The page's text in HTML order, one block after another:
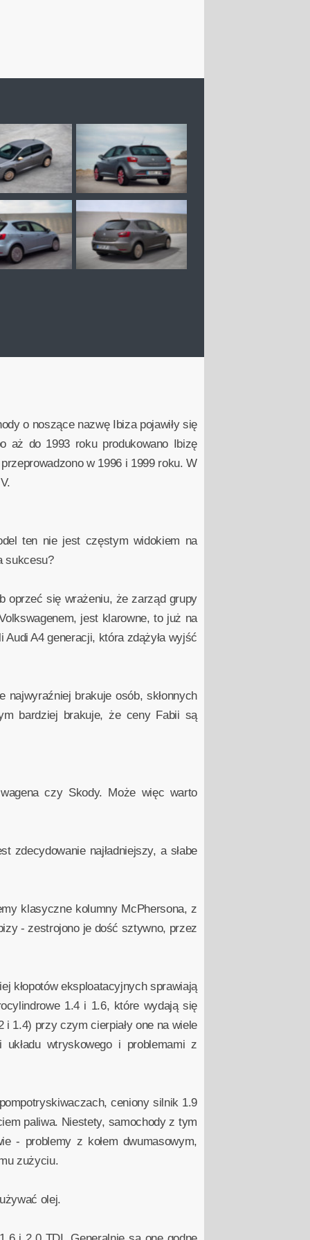
o noszące nazwę Ibiza pojawiły się
aż do 1993 roku produkowano Ibizę
w 1996 i 1999 roku. W
ten nie jest częstym widokiem na
sukcesu?
oprzeć się wrażeniu, że zarząd grupy
jest klarowne, to już na
A4 generacji, która zdążyła wyjść
brakuje osób, skłonnych
bardziej brakuje, że ceny Fabii są
czy Skody. Może więc warto
najładniejszy, a słabe
klasyczne kolumny McPhersona, z
- zestrojono je dość sztywno, przez
kłopotów eksploatacyjnych sprawiają
1.4 i 1.6, które wydają się
1.4) przy czym cierpiały one na wiele
wtryskowego i problemami z
ceniony silnik 1.9
paliwa. Niestety, samochody z tym
- problemy z kołem dwumasowym,
zużyciu.
olej.